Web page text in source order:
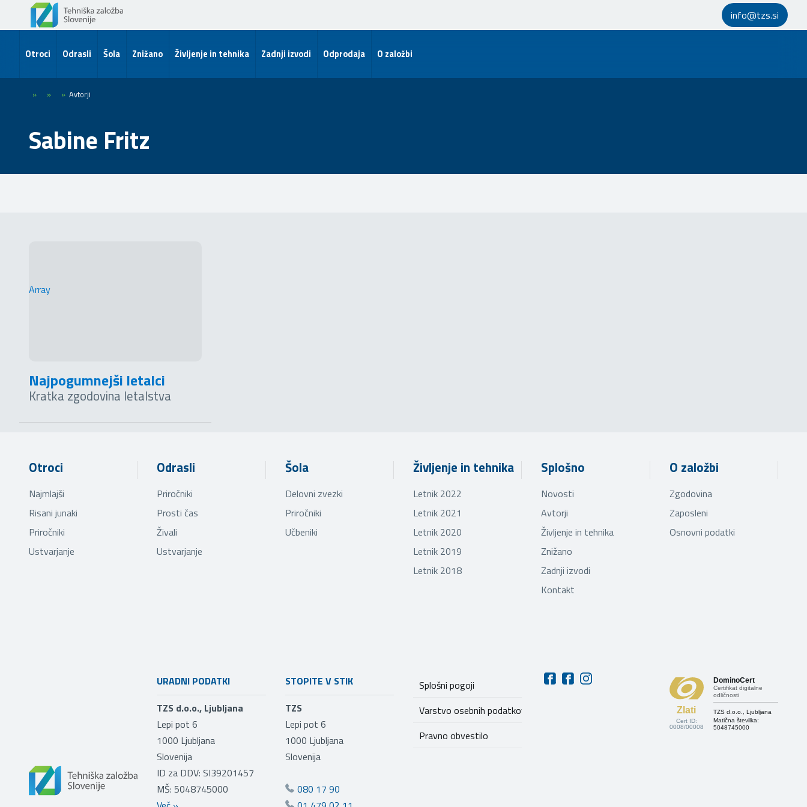
info@tzs.si
Otroci Odrasli Šola Znižano Življenje in tehnika Zadnji izvodi Odprodaja O založbi
» » » Avtorji
Sabine Fritz
Array
Najpogumnejši letalci
Kratka zgodovina letalstva
Otroci
Najmlajši
Risani junaki
Priročniki
Ustvarjanje
Odrasli
Priročniki
Prosti čas
Živali
Ustvarjanje
Šola
Delovni zvezki
Priročniki
Učbeniki
Življenje in tehnika
Letnik 2022
Letnik 2021
Letnik 2020
Letnik 2019
Letnik 2018
Splošno
Novosti
Avtorji
Življenje in tehnika
Znižano
Zadnji izvodi
Kontakt
O založbi
Zgodovina
Zaposleni
Osnovni podatki
URADNI PODATKI
TZS d.o.o., Ljubljana
Lepi pot 6
1000 Ljubljana
Slovenija
ID za DDV: SI39201457
MŠ: 5048745000
STOPITE V STIK
TZS
Lepi pot 6
1000 Ljubljana
Slovenija
080 17 90
Splošni pogoji
Varstvo osebnih podatkov
Pravno obvestilo
Zlati
Cert ID:
0008/00008
DominoCert
Certifikat digitalne
odličnosti
TZS d.o.o., Ljubljana
Matična številka:
5048745000